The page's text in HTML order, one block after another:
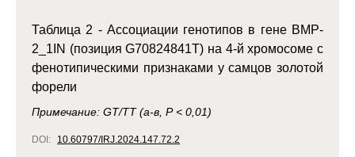
Таблица 2 - Ассоциации генотипов в гене BMP-
2_1IN (позиция G70824841Т) на 4-й хромосоме с
фенотипическими признаками у самцов золотой
форели
Примечание: GT/ТТ (a-в, Р < 0,01)
DOI: 10.60797/IRJ.2024.147.72.2